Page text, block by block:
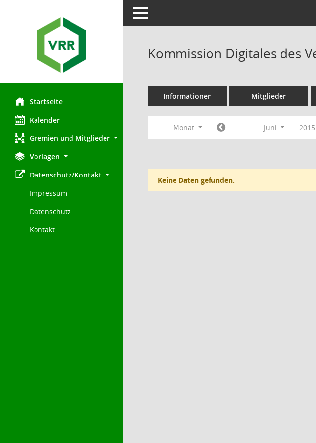
Startseite
Kalender
Gremien und Mitglieder
Vorlagen
Datenschutz/Kontakt
Impressum
Datenschutz
Kontakt
Toggle navigation
Kommission Digitales des
Informationen Mitglieder
Monat Juni 2015
Keine Daten gefunden.